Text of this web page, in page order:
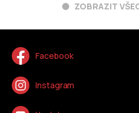
ZOBRAZIT
Facebook
Instagram